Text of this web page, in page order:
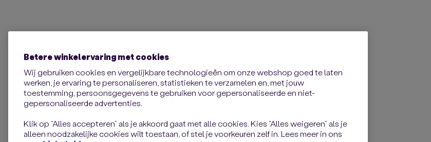
Betere winkelervaring met cookies
Wij gebruiken cookies en vergelijkbare technologieën om onze webshop goed te laten
werken, je ervaring te personaliseren, statistieken te verzamelen en, met jouw
toestemming, persoonsgegevens te gebruiken voor gepersonaliseerde en niet-
gepersonaliseerde advertenties.
Klik op “Alles accepteren” als je akkoord gaat met alle cookies. Kies “Alles weigeren” als je
alleen noodzakelijke cookies wilt toestaan, of stel je voorkeuren zelf in. Lees meer in ons